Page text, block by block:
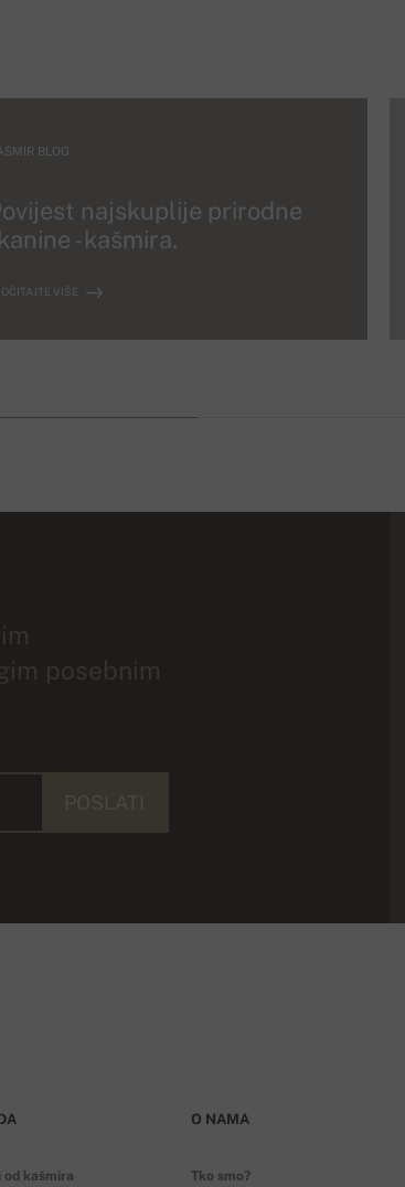
BLOG
najskuplije prirodne
- kašmira.
VIŠE
posebnim
od kašmira
O NAMA
Tko smo?